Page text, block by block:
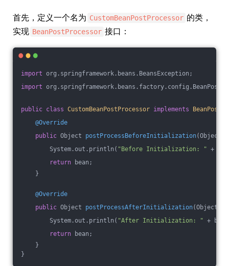
首先，定义一个名为 CustomBeanPostProcessor 的类，
实现 BeanPostProcessor 接口：
import org.springframework.beans.BeansException;
import
public class CustomBeanPostProcessor implements
@Override
public Object postProcessBeforeInitialization(Object
System.out.println( "Before Initialization: " +
return bean;
}
@Override
public Object postProcessAfterInitialization(Object
System.out.println( "After Initialization: " +
return bean;
}
}